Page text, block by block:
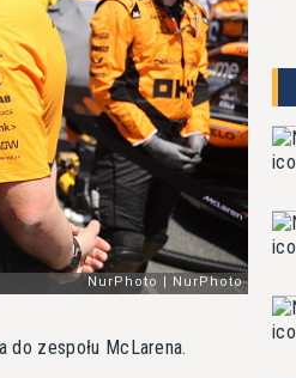
zespołu McLarena.